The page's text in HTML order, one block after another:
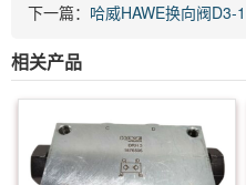
下一篇： 哈威HAWE换向阀D3-1
相关产品